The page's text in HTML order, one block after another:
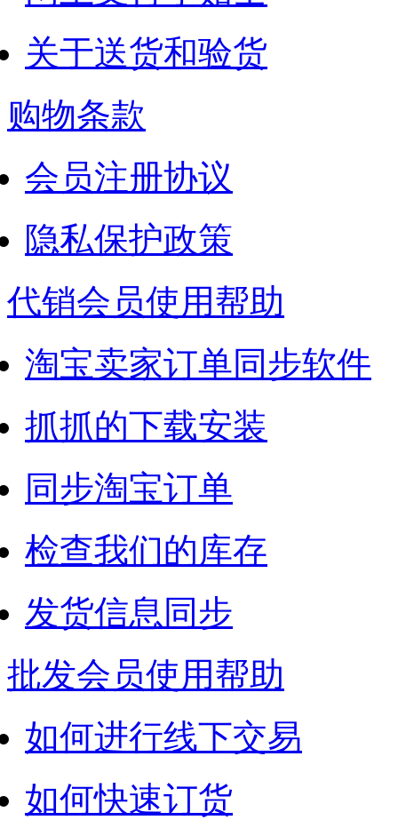
关于送货和验货
购物条款
会员注册协议
隐私保护政策
代销会员使用帮助
淘宝卖家订单同步软件
抓抓的下载安装
同步淘宝订单
检查我们的库存
发货信息同步
批发会员使用帮助
如何进行线下交易
如何快速订货